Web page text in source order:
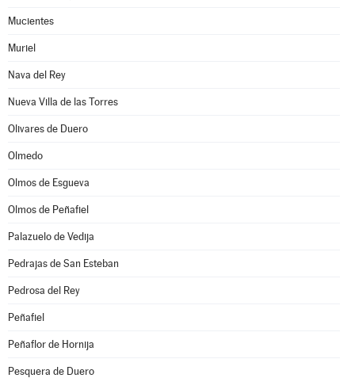
Mucientes
Muriel
Nava del Rey
Nueva Villa de las Torres
Olivares de Duero
Olmedo
Olmos de Esgueva
Olmos de Peñafiel
Palazuelo de Vedija
Pedrajas de San Esteban
Pedrosa del Rey
Peñafiel
Peñaflor de Hornija
Pesquera de Duero